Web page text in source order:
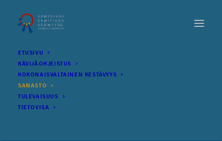
ETUSIVU
KÄVIJÄOHJEISTUS
KOKONAIS­VALTAINEN KESTÄVYYS
SANASTO
TULEVAISUUS
TIETOVISA